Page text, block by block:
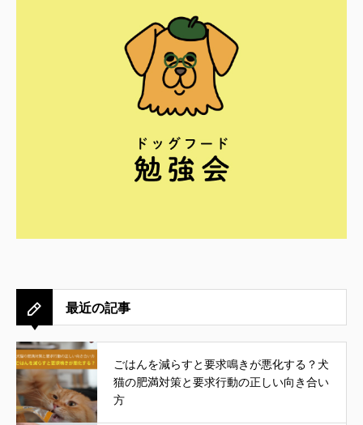
最近の記事
ごはんを減らすと要求鳴きが悪化する？犬
猫の肥満対策と要求行動の正しい向き合い
方